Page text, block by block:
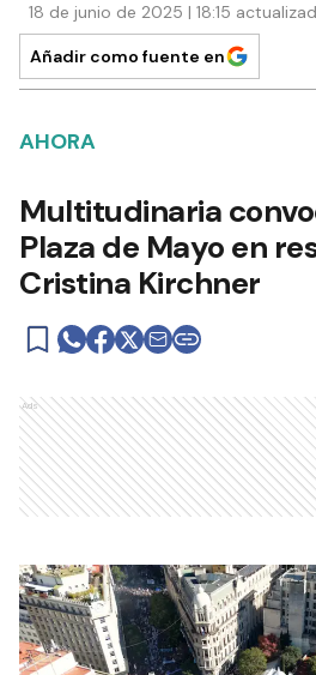
18 de junio de 2025 | 18:15
Añadir como fuente en
AHORA
Multitudinaria
Plaza de Mayo en
Cristina Kirchner
Ads